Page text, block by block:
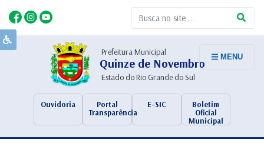
Prefeitura Municipal
Quinze de Novembro
Estado do Rio Grande do Sul
Ouvidoria
Portal
Transparência
E-SIC
Boletim
Oficial
Municipal
MENU